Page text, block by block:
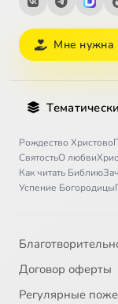
Мне нужна
Рождество Христово
СвятостьО любви
Как читать Библию
Успение Богородицы
Договор оферты
Регулярные